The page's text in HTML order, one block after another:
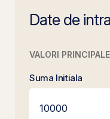
Date de
VALORI PRINCIPALE
Suma Initiala